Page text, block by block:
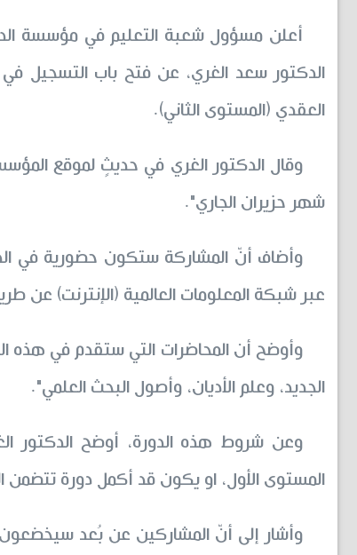
أعلن مسؤول شعبة التعليم في مؤسسة
الدكتور سعد الغري، عن فتح باب التسجيل في
العقدي (المستوى الثاني).
شهر حزيران الجاري".
وأضاف أنّ المشاركة ستكون حضورية في
عبر شبكة المعلومات العالمية (الإنترنت)
وأوضح أن المحاضرات التي ستقدم في هذه
الجديد، وعلم الأديان، وأصول البحث العلمي".
وعن شروط هذه الدورة، أوضح الدكتور
المستوى الأول، او يكون قد أكمل دورة تتضمن
وأشار إلى أنّ المشاركين عن بُعد سيخضعون